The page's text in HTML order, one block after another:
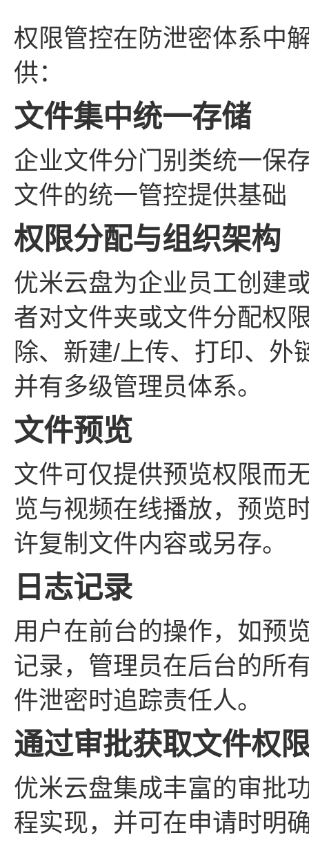
权限管控在防泄密体系中
供：
文件集中统一存储
企业文件分门别类统一保
文件的统一管控提供基础
权限分配与组织架构
优米云盘为企业员工创建
者对文件夹或文件分配权
除、新建/上传、打印、外
并有多级管理员体系。
文件预览
文件可仅提供预览权限而
览与视频在线播放，预览
许复制文件内容或另存。
日志记录
用户在前台的操作，如预
记录，管理员在后台的所
件泄密时追踪责任人。
通过审批获取文件权
优米云盘集成丰富的审批
程实现，并可在申请时明